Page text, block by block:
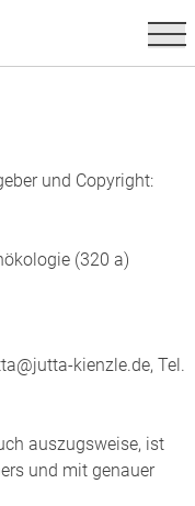
und Copyright:
(320 a)
kienzle.de, Tel.
auszugsweise, ist
und mit genauer